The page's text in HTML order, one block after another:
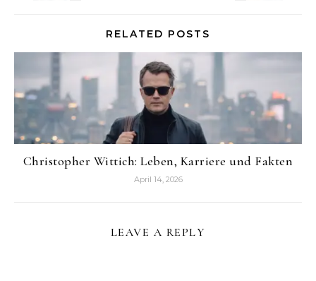
RELATED POSTS
Christopher Wittich: Leben, Karriere und Fakten
April 14, 2026
LEAVE A REPLY